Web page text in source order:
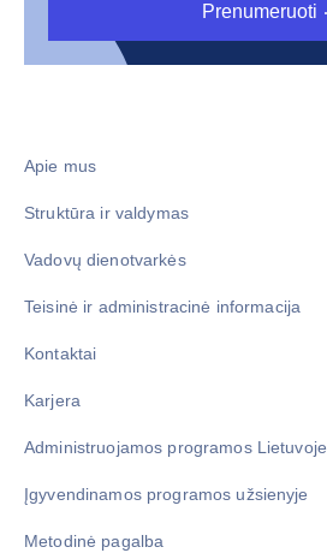
Prenumeruoti
Apie mus
Struktūra ir valdymas
Vadovų dienotvarkės
Teisinė ir administracinė informacija
Kontaktai
Karjera
Administruojamos programos Lietuvoje
Įgyvendinamos programos užsienyje
Metodinė pagalba